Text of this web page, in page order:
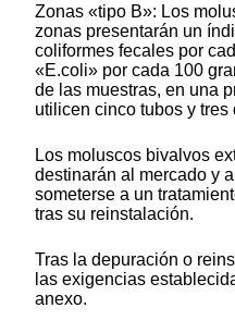
Zonas «tipo B»: Los
zonas presentarán un
coliformes fecales por
«E.coli» por cada 100
de las muestras, en una
utilicen cinco tubos y tres
Los moluscos bivalvos
destinarán al mercado y
someterse a un
tras su reinstalación.
Tras la depuración o
las exigencias
anexo.